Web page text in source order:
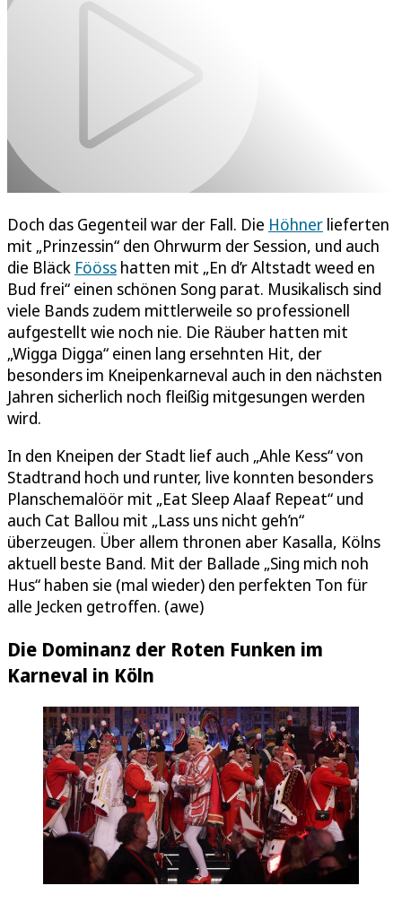
Doch das Gegenteil war der Fall. Die Höhner lieferten
mit „Prinzessin“ den Ohrwurm der Session, und auch
die Bläck Fööss hatten mit „En d’r Altstadt weed en
Bud frei“ einen schönen Song parat. Musikalisch sind
viele Bands zudem mittlerweile so professionell
aufgestellt wie noch nie. Die Räuber hatten mit
„Wigga Digga“ einen lang ersehnten Hit, der
besonders im Kneipenkarneval auch in den nächsten
Jahren sicherlich noch fleißig mitgesungen werden
wird.
In den Kneipen der Stadt lief auch „Ahle Kess“ von
Stadtrand hoch und runter, live konnten besonders
Planschemalöör mit „Eat Sleep Alaaf Repeat“ und
auch Cat Ballou mit „Lass uns nicht geh’n“
überzeugen. Über allem thronen aber Kasalla, Kölns
aktuell beste Band. Mit der Ballade „Sing mich noh
Hus“ haben sie (mal wieder) den perfekten Ton für
alle Jecken getroffen. (awe)
Die Dominanz der Roten Funken im
Karneval in Köln